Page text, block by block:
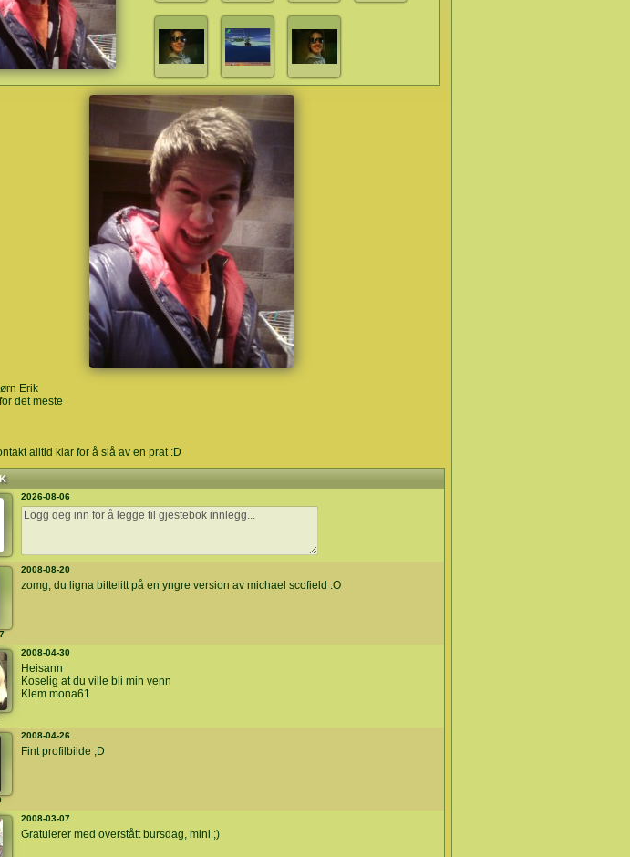
Erik
det meste
alltid klar for å slå av en prat :D
2026-08-06
2008-08-20
zomg, du ligna bittelitt på en yngre version av michael scofield :O
2008-04-30
Heisann
Koselig at du ville bli min venn
Klem mona61
2008-04-26
Fint profilbilde ;D
2008-03-07
Gratulerer med overstått bursdag, mini ;)